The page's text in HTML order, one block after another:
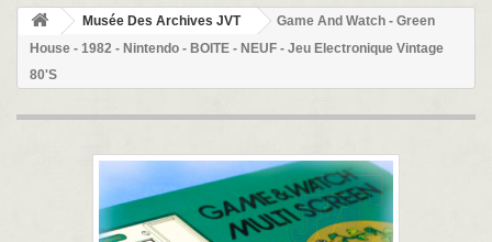
Musée Des Archives JVT
Game And Watch - Green
House - 1982 - Nintendo - BOITE - NEUF - Jeu Electronique Vintage
80'S